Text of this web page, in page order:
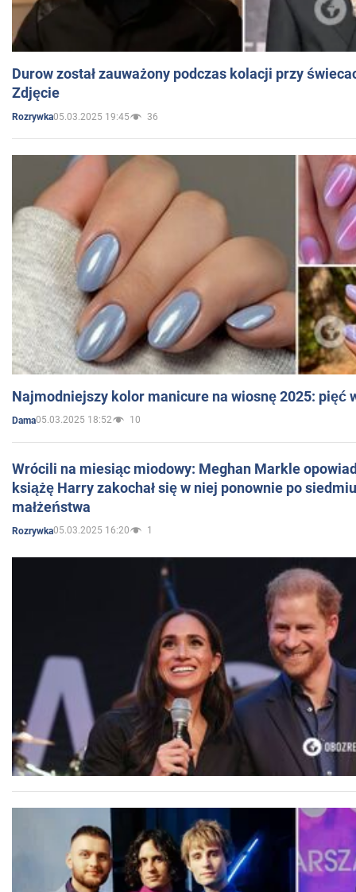
Durow został zauważony podczas kolacji przy
Zdjęcie
Rozrywka05.03.2025 19:45 36
Najmodniejszy kolor manicure na wiosnę 2025: pięć
Dama05.03.2025 18:52 10
Wrócili na miesiąc miodowy: Meghan Markle
książę Harry zakochał się w niej ponownie po
małżeństwa
Rozrywka05.03.2025 16:20 1